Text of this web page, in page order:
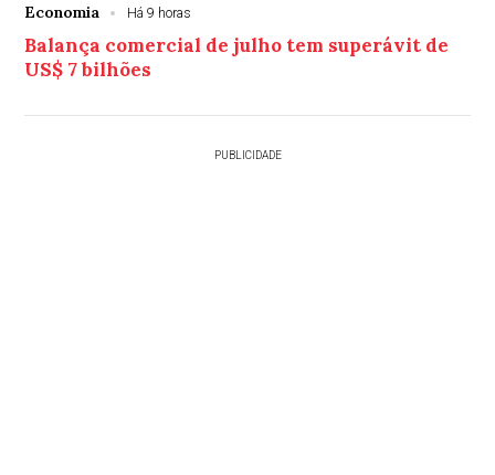
Economia Há 9 horas
Balança comercial de julho tem superávit de
US$ 7 bilhões
PUBLICIDADE